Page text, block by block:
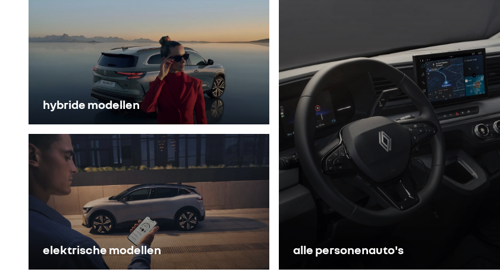
hybride modellen
elektrische modellen alle personenauto's